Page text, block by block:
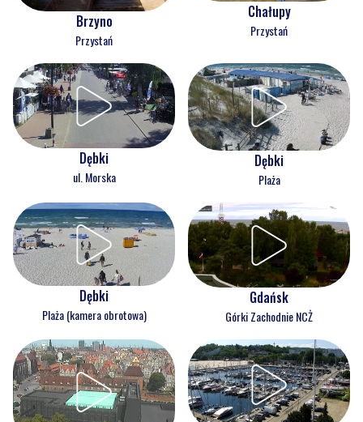
Brzyno
Przystań
Chałupy
Przystań
Dębki
ul. Morska
Dębki
Plaża
Dębki
Plaża (kamera obrotowa)
Gdańsk
Górki Zachodnie NCŻ